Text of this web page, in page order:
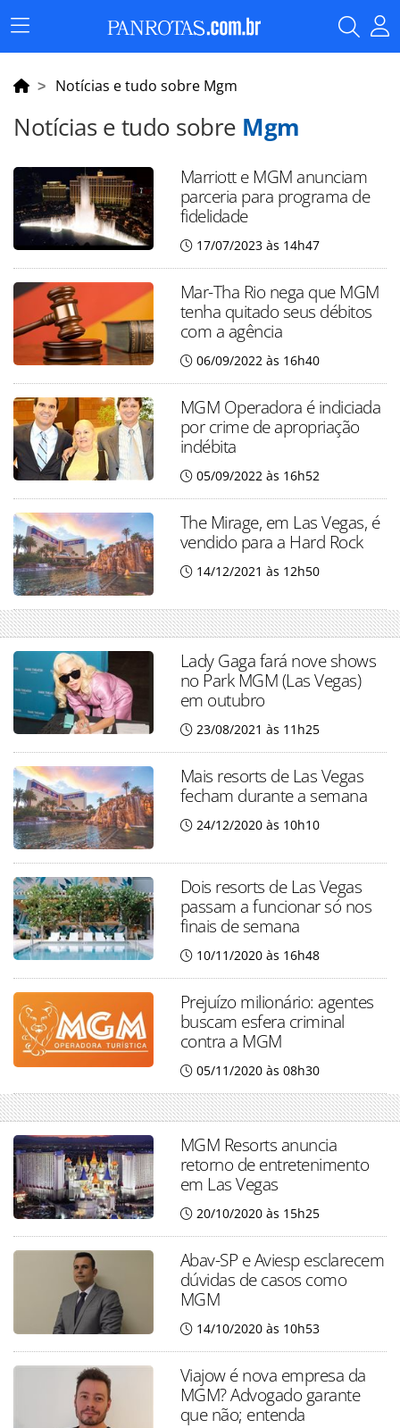
Menu
Principal
Notícias e tudo sobre Mgm
Notícias e tudo sobre Mgm
Marriott e MGM anunciam
parceria para programa de
fidelidade
17/07/2023 às 14h47
Mar-Tha Rio nega que MGM
tenha quitado seus débitos
com a agência
06/09/2022 às 16h40
MGM Operadora é indiciada
por crime de apropriação
indébita
05/09/2022 às 16h52
The Mirage, em Las Vegas, é
vendido para a Hard Rock
14/12/2021 às 12h50
Lady Gaga fará nove shows
no Park MGM (Las Vegas)
em outubro
23/08/2021 às 11h25
Mais resorts de Las Vegas
fecham durante a semana
24/12/2020 às 10h10
Dois resorts de Las Vegas
passam a funcionar só nos
finais de semana
10/11/2020 às 16h48
Prejuízo milionário: agentes
buscam esfera criminal
contra a MGM
05/11/2020 às 08h30
MGM Resorts anuncia
retorno de entretenimento
em Las Vegas
20/10/2020 às 15h25
Abav-SP e Aviesp esclarecem
dúvidas de casos como
MGM
14/10/2020 às 10h53
Viajow é nova empresa da
MGM? Advogado garante
que não; entenda